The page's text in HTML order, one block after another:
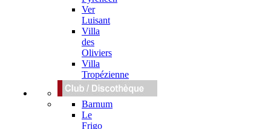
Ver
Luisant
Villa
des
Oliviers
Villa
Tropézienne
Barnum
Le
Frigo